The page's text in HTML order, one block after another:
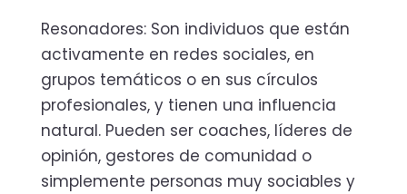
Resonadores: Son individuos que están
activamente en redes sociales, en
grupos temáticos o en sus círculos
profesionales, y tienen una influencia
natural. Pueden ser coaches, líderes de
opinión, gestores de comunidad o
simplemente personas muy sociables y